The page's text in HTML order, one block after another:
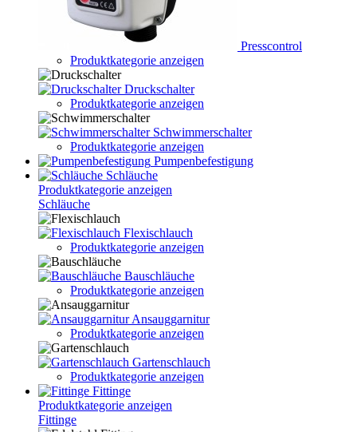
Presscontrol
Produktkategorie anzeigen
Druckschalter
Produktkategorie anzeigen
Schwimmerschalter
Produktkategorie anzeigen
Pumpenbefestigung
Schläuche
Produktkategorie anzeigen
Schläuche
Flexischlauch
Produktkategorie anzeigen
Bauschläuche
Produktkategorie anzeigen
Ansauggarnitur
Produktkategorie anzeigen
Gartenschlauch
Produktkategorie anzeigen
Fittinge
Produktkategorie anzeigen
Fittinge